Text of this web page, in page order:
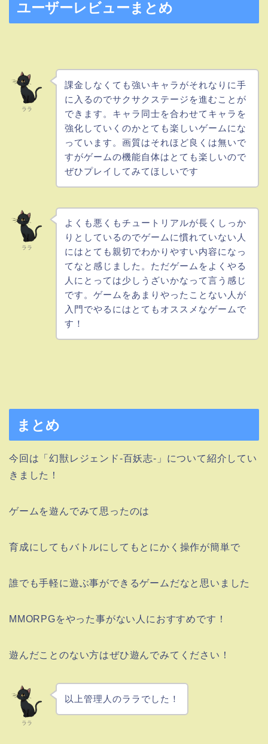
ユーザーレビューまとめ
ララ
課金しなくても強いキャラがそれなりに手
に入るのでサクサクステージを進むことが
できます。キャラ同士を合わせてキャラを
強化していくのかとても楽しいゲームにな
っています。画質はそれほど良くは無いで
すがゲームの機能自体はとても楽しいので
ぜひプレイしてみてほしいです
ララ
よくも悪くもチュートリアルが長くしっか
りとしているのでゲームに慣れていない人
にはとても親切でわかりやすい内容になっ
てなと感じました。ただゲームをよくやる
人にとっては少しうざいかなって言う感じ
です。ゲームをあまりやったことない人が
入門でやるにはとてもオススメなゲームで
す！
まとめ
今回は「幻獣レジェンド-百妖志-」について紹介してい
きました！
ゲームを遊んでみて思ったのは
育成にしてもバトルにしてもとにかく操作が簡単で
誰でも手軽に遊ぶ事ができるゲームだなと思いました
MMORPGをやった事がない人におすすめです！
遊んだことのない方はぜひ遊んでみてください！
ララ
以上管理人のララでした！